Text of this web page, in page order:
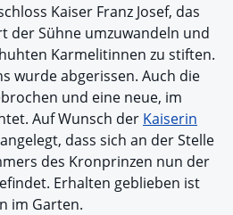
Kaiser Franz Josef, das
der Sühne umzuwandeln und
Karmelitinnen zu stiften.
wurde abgerissen. Auch die
und eine neue, im
Auf Wunsch der Kaiserin
dass sich an der Stelle
des Kronprinzen nun der
Erhalten geblieben ist
im Garten.